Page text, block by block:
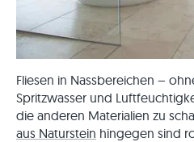
Fliesen in Nassbereichen –
Spritzwasser und
die anderen Materialien zu
aus Naturstein hingegen sind